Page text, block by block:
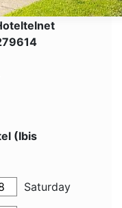
(Ibis
Saturday